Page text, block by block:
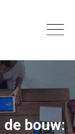
bouw: